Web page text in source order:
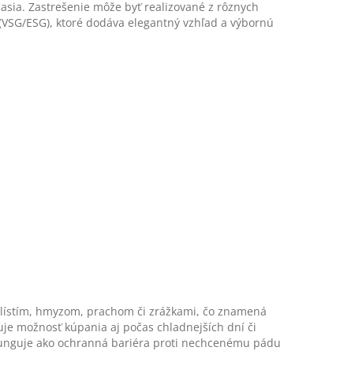
Zastrešenie môže byť realizované z rôznych
ESG), ktoré dodáva elegantný vzhľad a výbornú
hmyzom, prachom či zrážkami, čo znamená
možnosť kúpania aj počas chladnejších dní či
ako ochranná bariéra proti nechcenému pádu